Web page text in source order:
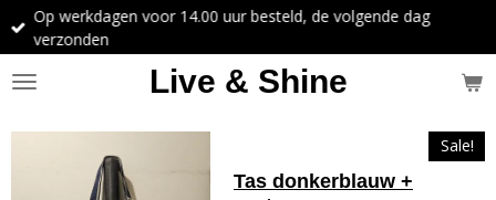
Ga
direct
de
Live & Shine
Op werkdagen voor 14.00 uur besteld, de volgende dag
verzonden
Sale!
Tas donkerblauw +